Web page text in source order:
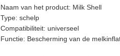
Naam van het product: Milk Shell
Type: schelp
Compatibiliteit: universeel
Functie: Bescherming van de